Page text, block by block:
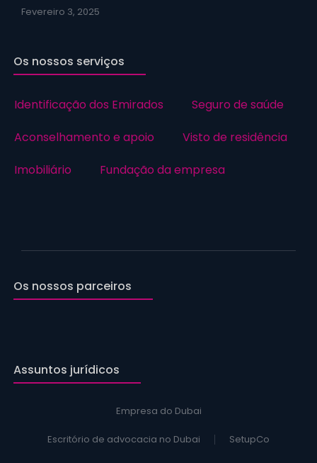
Fevereiro 3, 2025
Os nossos serviços
Identificação dos Emirados
Seguro de saúde
Aconselhamento e apoio
Visto de residência
Imobiliário
Fundação da empresa
Os nossos parceiros
Assuntos jurídicos
Empresa do Dubai
Escritório de advocacia no Dubai SetupCo